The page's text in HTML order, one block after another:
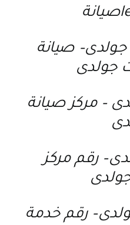
جولدى– صيانة
جولدى
– مركز صيانة
–رقم مركز
–رقم خدمة